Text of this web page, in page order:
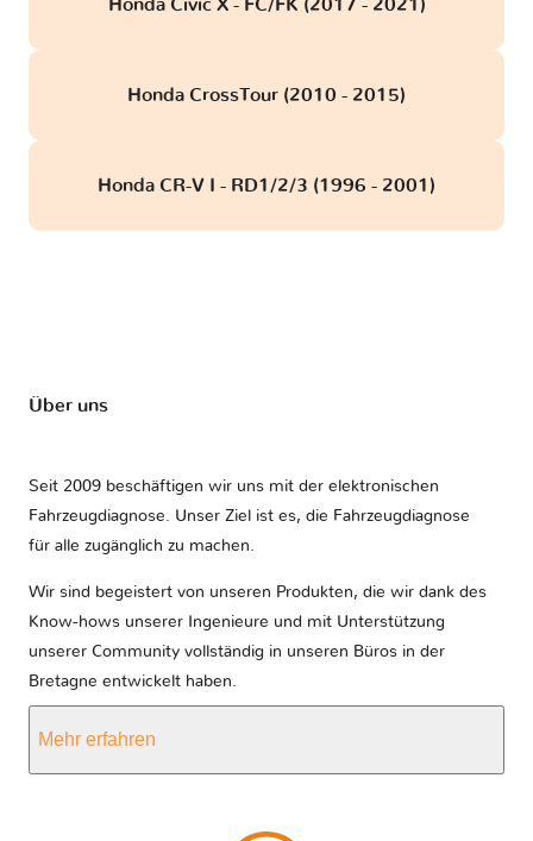
Honda Civic X - FC/FK (2017 - 2021)
Honda CrossTour (2010 - 2015)
Honda CR-V I - RD1/2/3 (1996 - 2001)
Über uns
Seit 2009 beschäftigen wir uns mit der elektronischen
Fahrzeugdiagnose. Unser Ziel ist es, die Fahrzeugdiagnose
für alle zugänglich zu machen.
Wir sind begeistert von unseren Produkten, die wir dank des
Know-hows unserer Ingenieure und mit Unterstützung
unserer Community vollständig in unseren Büros in der
Bretagne entwickelt haben.
Mehr erfahren